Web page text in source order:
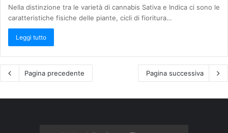
Nella distinzione tra le varietà di cannabis Sativa e Indica ci sono le
caratteristiche fisiche delle piante, cicli di fioritura…
Leggi tutto
Pagina precedente Pagina successiva